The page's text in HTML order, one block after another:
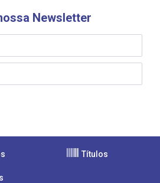
Newsletter
Títulos